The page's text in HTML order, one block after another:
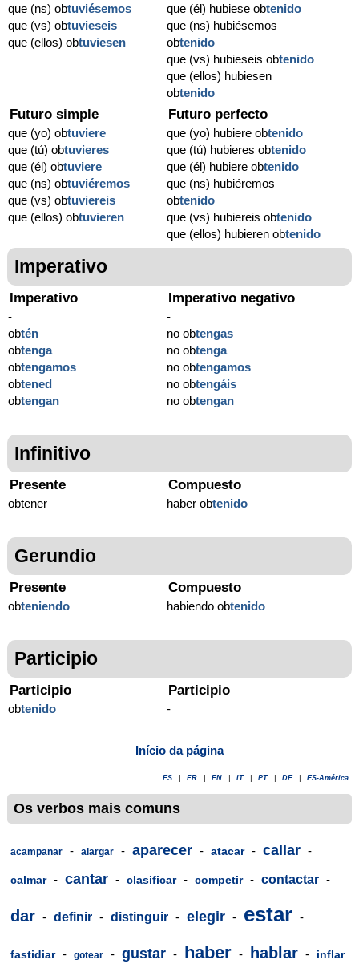
que (ns) obtuviésemos
que (vs) obtuvieseis
que (ellos) obtuviesen
que (él) hubiese obtenido
que (ns) hubiésemos
obtenido
que (vs) hubieseis obtenido
que (ellos) hubiesen
obtenido
Futuro simple
que (yo) obtuviere
que (tú) obtuvieres
que (él) obtuviere
que (ns) obtuviéremos
que (vs) obtuviereis
que (ellos) obtuvieren
Futuro perfecto
que (yo) hubiere obtenido
que (tú) hubieres obtenido
que (él) hubiere obtenido
que (ns) hubiéremos
obtenido
que (vs) hubiereis obtenido
que (ellos) hubieren obtenido
Imperativo
Imperativo
-
obtén
obtenga
obtengamos
obtened
obtengan
Imperativo negativo
-
no obtengas
no obtenga
no obtengamos
no obtengáis
no obtengan
Infinitivo
Presente
obtener
Compuesto
haber obtenido
Gerundio
Presente
obteniendo
Compuesto
habiendo obtenido
Participio
Participio
obtenido
Participio
-
Início da página
ES FR EN IT PT DE ES-América
Os verbos mais comuns
acampanar - alargar - aparecer - atacar - callar -
calmar - cantar - clasificar - competir - contactar -
dar - definir - distinguir - elegir - estar -
fastidiar - gotear - gustar - haber - hablar - inflar